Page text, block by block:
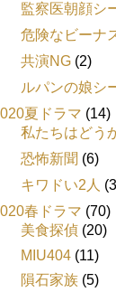
監察医朝顔シ
危険なビーナ
共演NG (2)
ルパンの娘シ
夏ドラマ (14)
私たちはどう
恐怖新聞 (6)
キワドい2人
春ドラマ (70)
美食探偵 (20)
MIU404 (11)
隕石家族 (5)